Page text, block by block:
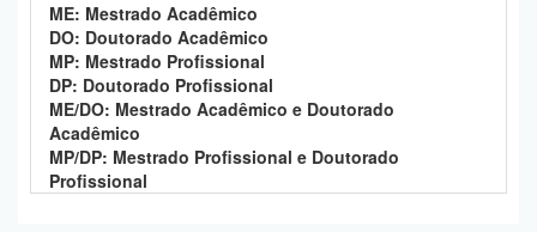
ME: Mestrado Acadêmico
DO: Doutorado Acadêmico
MP: Mestrado Profissional
DP: Doutorado Profissional
ME/DO: Mestrado Acadêmico e Doutorado
Acadêmico
MP/DP: Mestrado Profissional e Doutorado
Profissional